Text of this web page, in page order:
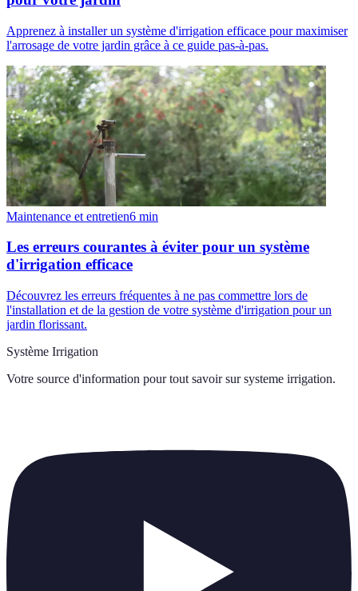
Apprenez à installer un système d'irrigation efficace pour maximiser
l'arrosage de votre jardin grâce à ce guide pas-à-pas.
Maintenance et entretien6 min
Les erreurs courantes à éviter pour un système
d'irrigation efficace
Découvrez les erreurs fréquentes à ne pas commettre lors de
l'installation et de la gestion de votre système d'irrigation pour un
jardin florissant.
Système Irrigation
Votre source d'information pour tout savoir sur systeme irrigation.